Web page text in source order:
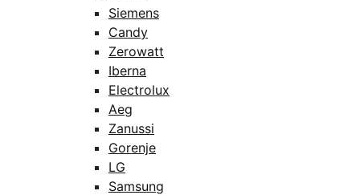
Siemens
Candy
Zerowatt
Iberna
Electrolux
Aeg
Zanussi
Gorenje
LG
Samsung